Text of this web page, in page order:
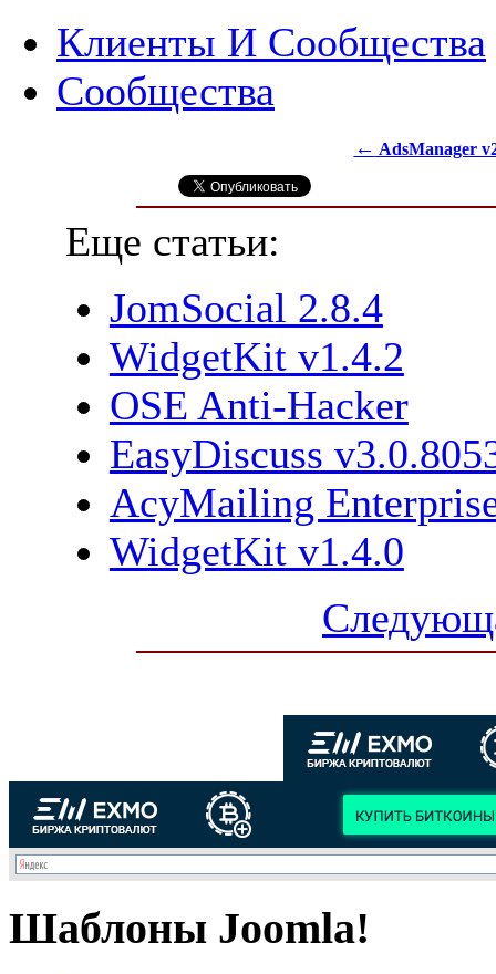
Клиенты И Сообщества
Сообщества
← AdsManager
Еще статьи:
JomSocial 2.8.4
WidgetKit v1.4.2
OSE Anti-Hacker
EasyDiscuss
AcyMailing
WidgetKit v1.4.0
Шаблоны Joomla!